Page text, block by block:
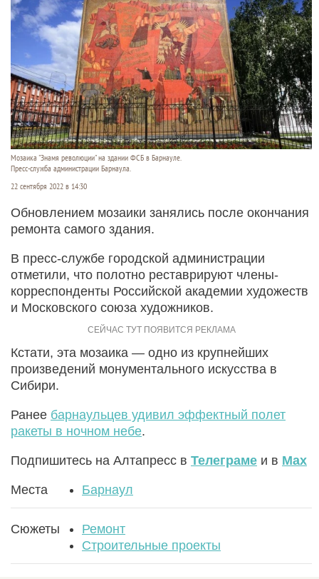
Мозаика "Знамя революции" на здании ФСБ в Барнауле.
Пресс-служба администрации Барнаула.
22 сентября 2022 в 14:30
Обновлением мозаики занялись после окончания
ремонта самого здания.
В пресс-службе городской администрации
отметили, что полотно реставрируют члены-
корреспонденты Российской академии художеств
и Московского союза художников.
Кстати, эта мозаика — одно из крупнейших
произведений монументального искусства в
Сибири.
Ранее барнаульцев удивил эффектный полет
ракеты в ночном небе.
Подпишитесь на Алтапресс в Телеграме и в Max
Места Барнаул
Сюжеты
Ремонт
Строительные проекты